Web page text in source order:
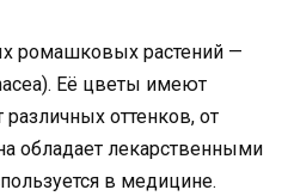
ромашковых растений —
Её цветы имеют
оттенков, от
обладает лекарственными
в медицине.